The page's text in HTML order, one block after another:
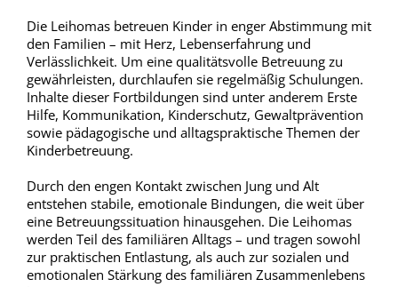
Die Leihomas betreuen Kinder in enger Abstimmung mit
den Familien – mit Herz, Lebenserfahrung und
Verlässlichkeit. Um eine qualitätsvolle Betreuung zu
gewährleisten, durchlaufen sie regelmäßig Schulungen.
Inhalte dieser Fortbildungen sind unter anderem Erste
Hilfe, Kommunikation, Kinderschutz, Gewaltprävention
sowie pädagogische und alltagspraktische Themen der
Kinderbetreuung.
Durch den engen Kontakt zwischen Jung und Alt
entstehen stabile, emotionale Bindungen, die weit über
eine Betreuungssituation hinausgehen. Die Leihomas
werden Teil des familiären Alltags – und tragen sowohl
zur praktischen Entlastung, als auch zur sozialen und
emotionalen Stärkung des familiären Zusammenlebens